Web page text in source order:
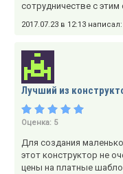
сотрудничестве с
2017.07.23 в 12:13 написал:
Лучший из
Оценка: 5
Для создания
этот конструктор не
цены на платные